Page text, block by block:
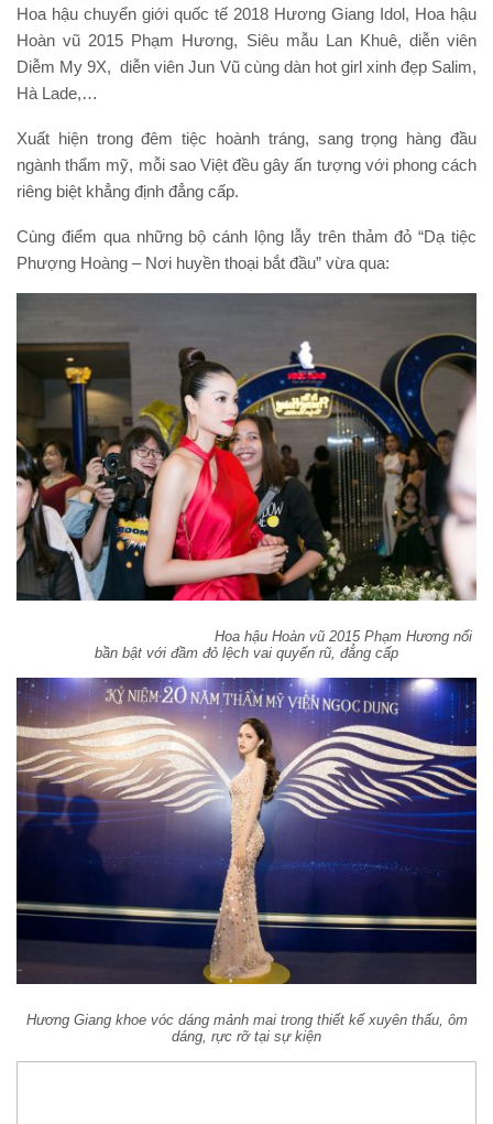
Hoa hậu chuyển giới quốc tế 2018 Hương Giang Idol, Hoa hậu
Hoàn vũ 2015 Phạm Hương, Siêu mẫu Lan Khuê, diễn viên
Diễm My 9X, diễn viên Jun Vũ cùng dàn hot girl xinh đẹp Salim,
Hà Lade,…
Xuất hiện trong đêm tiệc hoành tráng, sang trọng hàng đầu
ngành thẩm mỹ, mỗi sao Việt đều gây ấn tượng với phong cách
riêng biệt khẳng định đẳng cấp.
Cùng điểm qua những bộ cánh lộng lẫy trên thảm đỏ “Dạ tiệc
Phượng Hoàng – Nơi huyền thoại bắt đầu” vừa qua:
Hoa hậu Hoàn vũ 2015 Phạm Hương nổi
bần bật với đầm đỏ lệch vai quyến rũ, đẳng cấp
Hương Giang khoe vóc dáng mảnh mai trong thiết kế xuyên thấu, ôm
dáng, rực rỡ tại sự kiện